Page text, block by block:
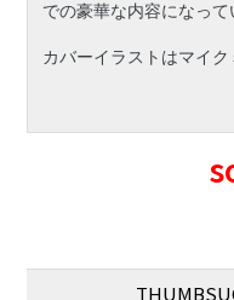
での豪華な内容になって
カバーイラストはマイク